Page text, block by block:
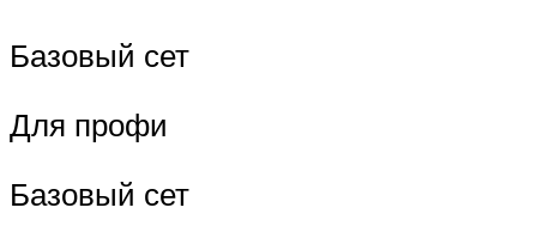
Базовый сет
Для профи
Базовый сет